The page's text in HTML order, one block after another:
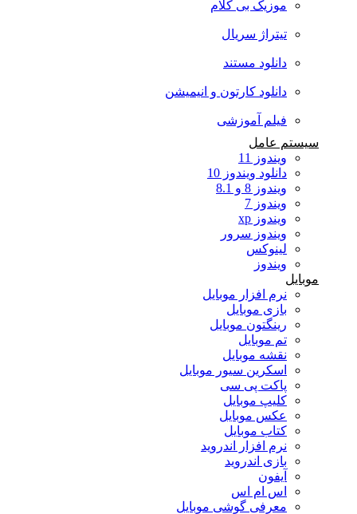
موزیک بی کلام
تیتراژ سریال
دانلود مستند
دانلود کارتون و انیمیشن
فیلم آموزشی
سیستم عامل
ویندوز 11
دانلود ویندوز 10
ویندوز 8 و 8.1
ویندوز 7
ویندوز xp
ویندوز سرور
لینوکس
ویندوز
موبایل
نرم افزار موبایل
بازی موبایل
رینگتون موبایل
تم موبایل
نقشه موبایل
اسکرین سیور موبایل
پاکت پی سی
کلیپ موبایل
عکس موبایل
کتاب موبایل
نرم افزار اندروید
بازی اندروید
آیفون
اس ام اس
معرفی گوشی موبایل